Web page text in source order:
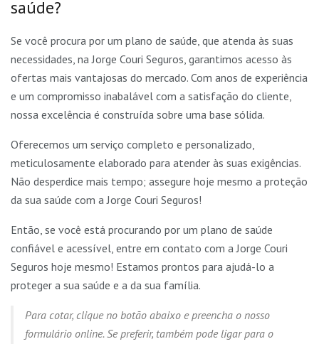
saúde?
Se você procura por um plano de saúde, que atenda às suas
necessidades, na Jorge Couri Seguros, garantimos acesso às
ofertas mais vantajosas do mercado. Com anos de experiência
e um compromisso inabalável com a satisfação do cliente,
nossa excelência é construída sobre uma base sólida.
Oferecemos um serviço completo e personalizado,
meticulosamente elaborado para atender às suas exigências.
Não desperdice mais tempo; assegure hoje mesmo a proteção
da sua saúde com a Jorge Couri Seguros!
Então, se você está procurando por um plano de saúde
confiável e acessível, entre em contato com a Jorge Couri
Seguros hoje mesmo! Estamos prontos para ajudá-lo a
proteger a sua saúde e a da sua família.
Para cotar, clique no botão abaixo e preencha o nosso
formulário online. Se preferir, também pode ligar para o